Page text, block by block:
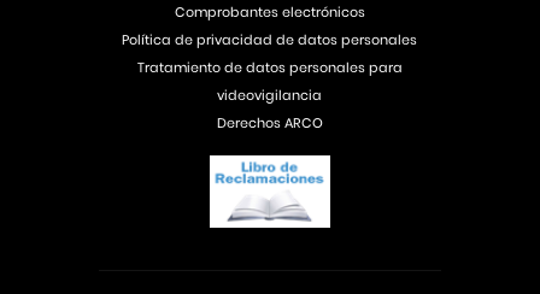
Comprobantes electrónicos
Política de privacidad de datos personales
Tratamiento de datos personales para
videovigilancia
Derechos ARCO